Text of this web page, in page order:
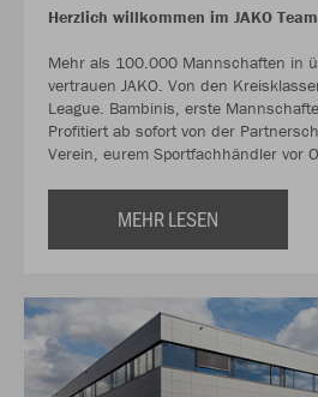
Herzlich willkommen im JAKO
Mehr als 100.000 Mannschaften in
vertrauen JAKO. Von den
League. Bambinis, erste
Profitiert ab sofort von der
Verein, eurem Sportfachhändler vor
MEHR LESEN